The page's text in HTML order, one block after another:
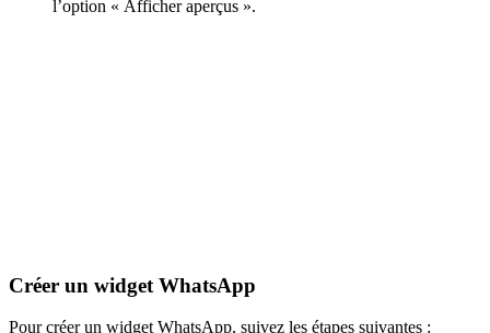
l’option « Afficher aperçus ».
Créer un widget WhatsApp
Pour créer un widget WhatsApp, suivez les étapes suivantes :